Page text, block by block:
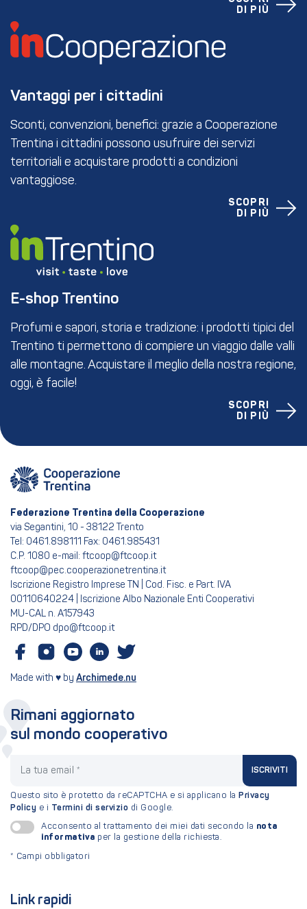
DI PIÙ
Vantaggi per i cittadini
Sconti, convenzioni, benefici: grazie a Cooperazione
Trentina i cittadini possono usufruire dei servizi
territoriali e acquistare prodotti a condizioni
vantaggiose.
SCOPRI
DI PIÙ
E-shop Trentino
Profumi e sapori, storia e tradizione: i prodotti tipici del
Trentino ti permettono di compiere un viaggio dalle valli
alle montagne. Acquistare il meglio della nostra regione,
oggi, è facile!
SCOPRI
DI PIÙ
Federazione Trentina della Cooperazione
via Segantini, 10 - 38122 Trento
Tel: 0461.898111 Fax: 0461.985431
C.P. 1080 e-mail: ftcoop@ftcoop.it
ftcoop@pec.cooperazionetrentina.it
Iscrizione Registro Imprese TN | Cod. Fisc. e Part. IVA
00110640224 | Iscrizione Albo Nazionale Enti Cooperativi
MU-CAL n. A157943
RPD/DPO dpo@ftcoop.it
Made with ♥ by Archimede.nu
Link rapidi
Rimani aggiornato
sul mondo cooperativo
ISCRIVITI
Questo sito è protetto da reCAPTCHA e si applicano la Privacy
Policy e i Termini di servizio di Google.
Acconsento al trattamento dei miei dati secondo la nota
informativa per la gestione della richiesta.
* Campi obbligatori